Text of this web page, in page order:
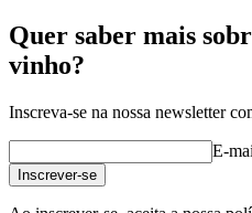
Quer saber mais
vinho?
Inscreva-se na nossa newsletter
E-
Inscrever-se